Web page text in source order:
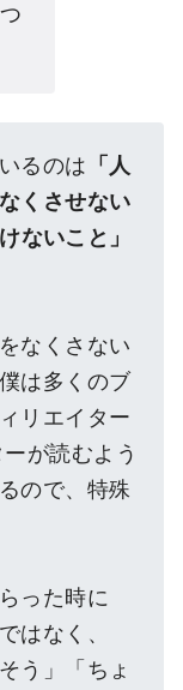
るのは 「人
くさせない
ないこと」
なくさない
は多くのブ
リエイター
が読むよう
ので、特殊
った時に
はなく、
う」「ちょ